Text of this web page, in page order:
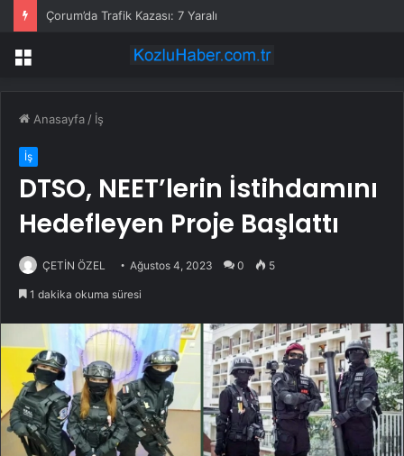
Çorum’da Trafik Kazası: 7 Yaralı
Menü
Anasayfa / İş
İş
DTSO, NEET’lerin İstihdamını
Hedefleyen Proje Başlattı
ÇETİN ÖZEL Ağustos 4, 2023 0 5
1 dakika okuma süresi